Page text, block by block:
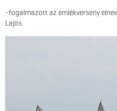
-fogalmazott az emlékverseny
Lajos.